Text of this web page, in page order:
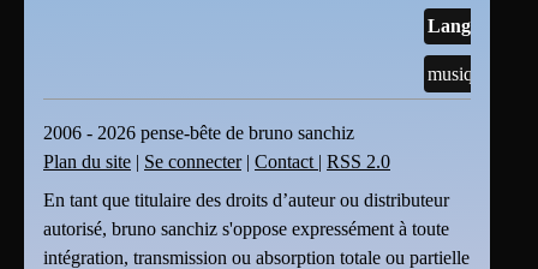
Langages
musique
2006 - 2026 pense-bête de bruno sanchiz
Plan du site | Se connecter| Contact | RSS 2.0
En tant que titulaire des droits d’auteur ou distributeur
autorisé, bruno sanchiz s'oppose expressément à toute
intégration, transmission ou absorption totale ou partielle